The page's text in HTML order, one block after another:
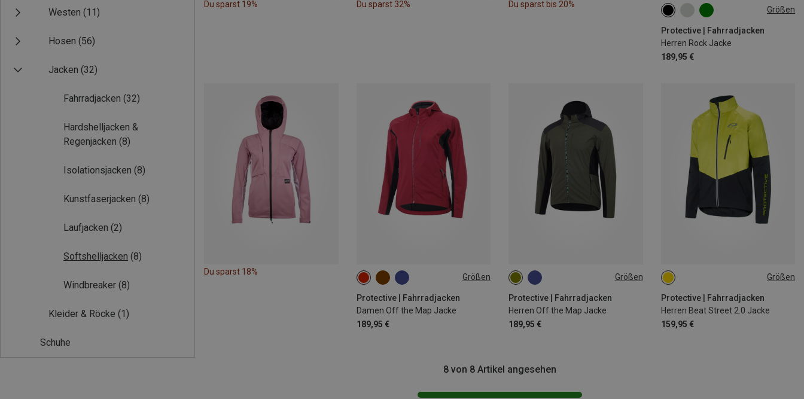
Westen (11)
Hosen (56)
Jacken (32)
Fahrradjacken (32)
Hardshelljacken &
Regenjacken (8)
Isolationsjacken (8)
Kunstfaserjacken (8)
Laufjacken (2)
Softshelljacken (8)
Windbreaker (8)
Kleider & Röcke (1)
Schuhe
Du sparst 19% Du sparst 32% Du sparst bis 20%
Größen
Protective | Fahrradjacken
Herren Rock Jacke
189,95 €
Du sparst 18%
Größen
Protective | Fahrradjacken
Damen Off the Map Jacke
189,95 €
S M L Größen
Protective | Fahrradjacken
Herren Off the Map Jacke
189,95 €
M L 3XL Größen
Protective | Fahrradjacken
Herren Beat Street 2.0 Jacke
159,95 €
S
8 von 8 Artikel angesehen